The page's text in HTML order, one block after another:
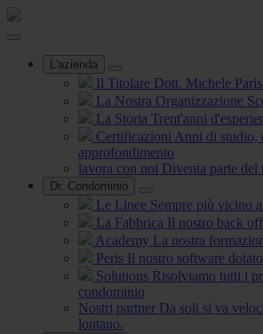
L'azienda
Il Titolare Dott. Michele
La Nostra Organizzazione
La Storia Trent'anni
Certificazioni Anni di studio,
approfondimento
lavora con noi Diventa parte del
Dr. Condominio
Le Linee Sempre più vicino
La Fabbrica Il nostro back
Academy La nostra
Peris Il nostro software
Solutions Risolviamo tutti i
condominio
Nostri partner Da soli si va
lontano.